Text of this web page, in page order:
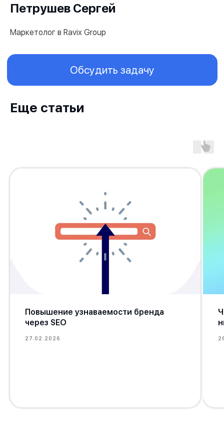
Петрушев Сергей
Маркетолог в Ravix Group
Еще статьи
Повышение узнаваемости бренда
через SEO
27.02.2026